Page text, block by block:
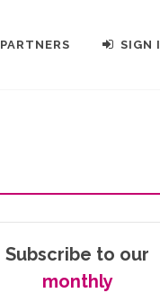
PARTNERS SIGN
Subscribe to our
monthly